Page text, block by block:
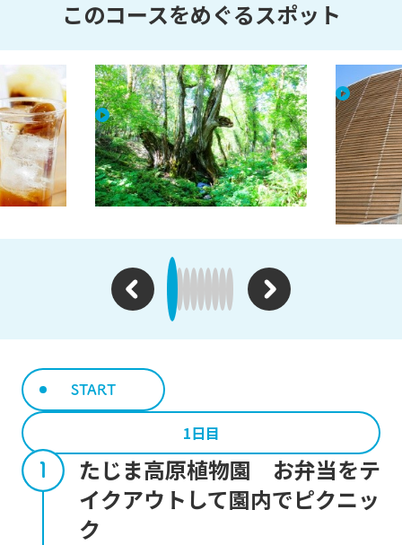
このコースをめぐるスポット
テイク
たじま高原植物園 お弁当を
テイクアウトして園内でピク
ニック
木の
START
1日目
たじま高原植物園 お弁当をテ
イクアウトして園内でピクニッ
ク